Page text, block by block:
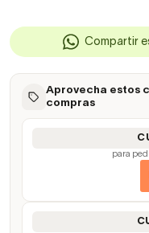
Compartir
Aprovecha estos
compras
para